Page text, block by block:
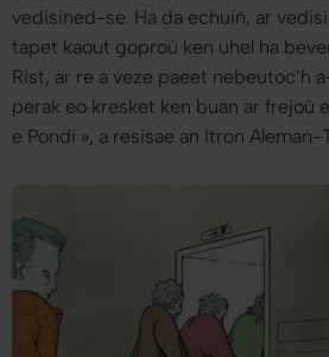
vedisined-se. Ha da echuiñ, ar
tapet kaout goproù ken uhel ha
Rist, ar re a veze paeet nebeutoc’h
perak eo kresket ken buan ar frejoù
e Pondi », a resisae an Itron Aleman-